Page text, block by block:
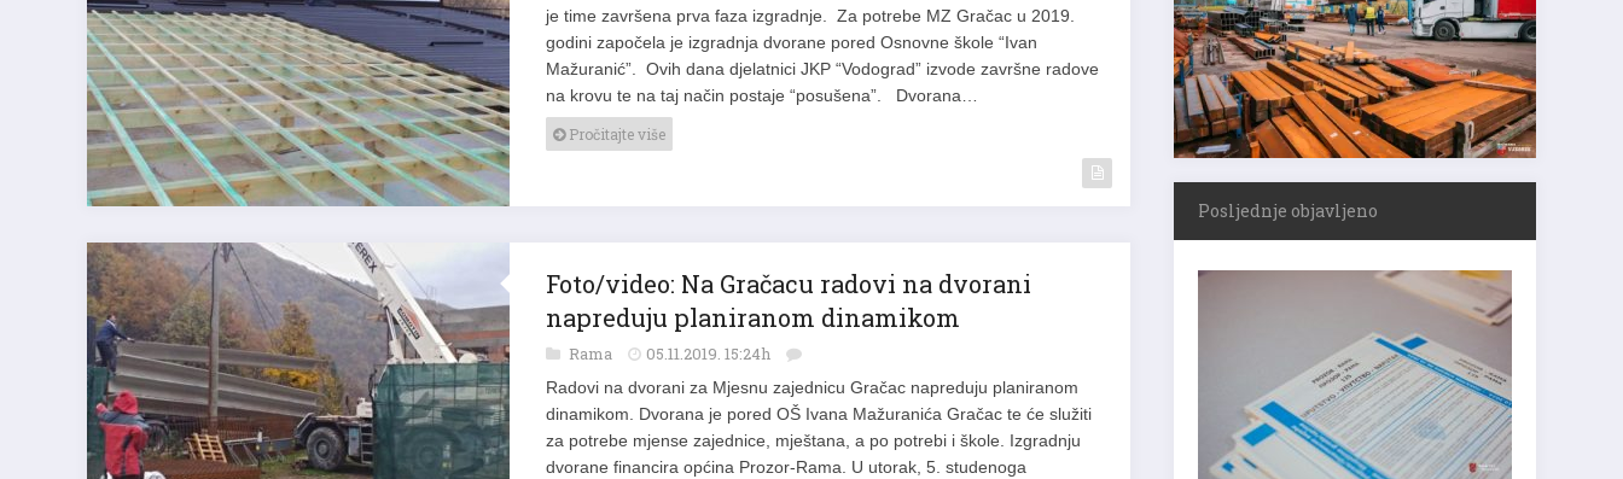
je time završena prva faza izgradnje. Za potrebe MZ Gračac u 2019.
godini započela je izgradnja dvorane pored Osnovne škole “Ivan
Mažuranić”. Ovih dana djelatnici JKP “Vodograd” izvode završne radove
na krovu te na taj način postaje “posušena”. Dvorana…
Pročitajte više
Foto/video: Na Gračacu radovi na dvorani
napreduju planiranom dinamikom
Rama 05.11.2019. 15:24h
Radovi na dvorani za Mjesnu zajednicu Gračac napreduju planiranom
dinamikom. Dvorana je pored OŠ Ivana Mažuranića Gračac te će služiti
za potrebe mjense zajednice, mještana, a po potrebi i škole. Izgradnju
dvorane financira općina Prozor-Rama. U utorak, 5. studenoga
Posljednje objavljeno